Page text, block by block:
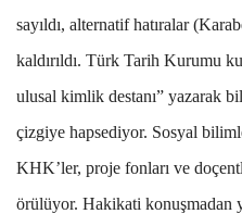
sayıldı, alternatif hatıralar
kaldırıldı. Türk Tarih Kurumu
ulusal kimlik destanı” yazarak
çizgiye hapsediyor. Sosyal
KHK’ler, proje fonları ve
örülüyor. Hakikati konuşmadan